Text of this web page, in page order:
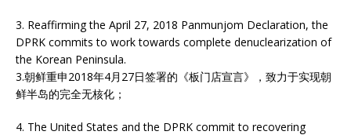
3. Reaffirming the April 27, 2018 Panmunjom Declaration, the
DPRK commits to work towards complete denuclearization of
the Korean Peninsula.
3.朝鲜重申2018年4月27日签署的《板门店宣言》，致力于实现朝
鲜半岛的完全无核化；
4. The United States and the DPRK commit to recovering